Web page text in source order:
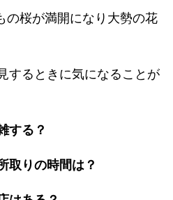
の桜が満開になり大勢の花
するときに気になることが
する？
取りの時間は？